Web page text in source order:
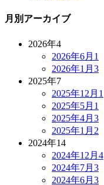
月別アーカイブ
2026年4
2026年6月 1
2026年1月 3
2025年7
2025年12月 1
2025年5月 1
2025年4月 3
2025年1月 2
2024年14
2024年12月 4
2024年7月 3
2024年6月 3